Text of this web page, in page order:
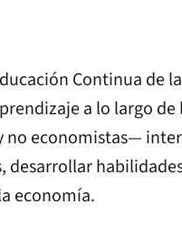
Continua de
a lo largo
no economistas—
desarrollar
economía.